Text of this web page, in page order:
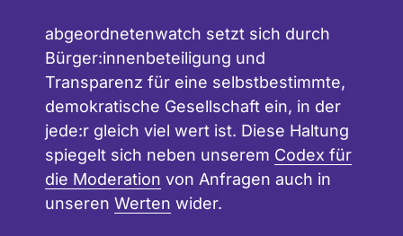
abgeordnetenwatch setzt sich durch
Bürger:innenbeteiligung und
Transparenz für eine selbstbestimmte,
demokratische Gesellschaft ein, in der
jede:r gleich viel wert ist. Diese Haltung
spiegelt sich neben unserem Codex für
die Moderation von Anfragen auch in
unseren Werten wider.